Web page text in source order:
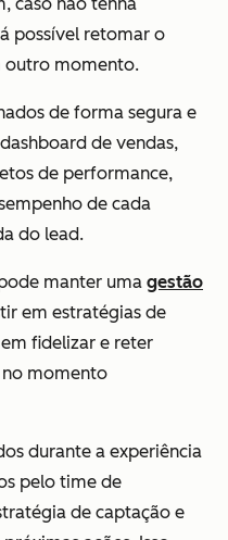
caso não tenha
possível retomar o
outro momento.
de forma segura e
de vendas,
de performance,
de cada
do lead.
manter uma gestão
em estratégias de
fidelizar e reter
no momento
durante a experiência
pelo time de
de captação e